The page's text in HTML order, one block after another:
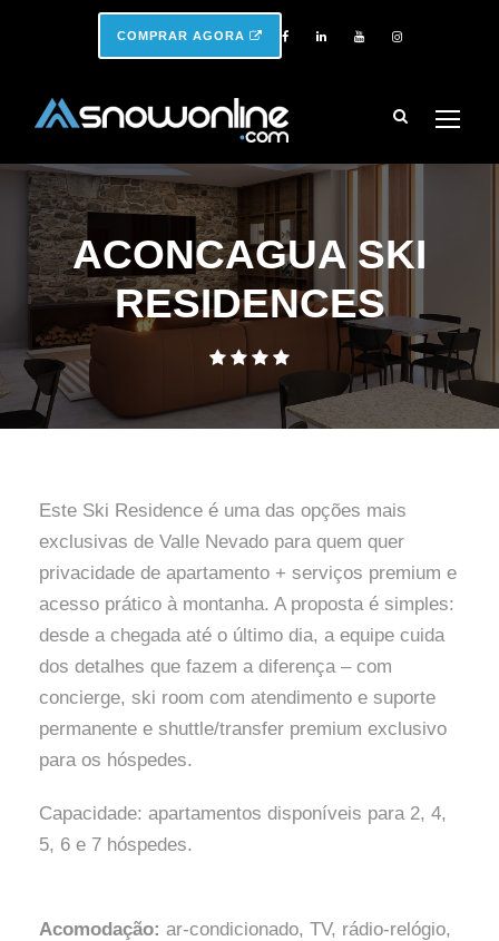
COMPRAR AGORA
ACONCAGUA SKI
RESIDENCES
Este Ski Residence é uma das opções mais
exclusivas de Valle Nevado para quem quer
privacidade de apartamento + serviços premium e
acesso prático à montanha. A proposta é simples:
desde a chegada até o último dia, a equipe cuida
dos detalhes que fazem a diferença – com
concierge, ski room com atendimento e suporte
permanente e shuttle/transfer premium exclusivo
para os hóspedes.
Capacidade: apartamentos disponíveis para 2, 4,
5, 6 e 7 hóspedes.
Acomodação: ar-condicionado, TV, rádio-relógio,